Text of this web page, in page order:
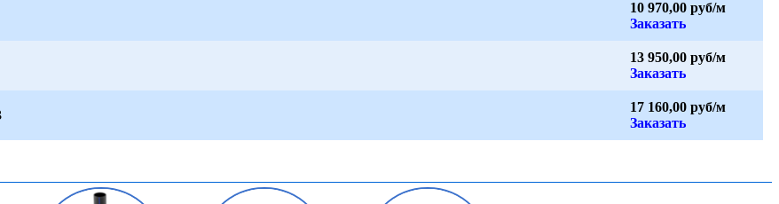
10 970,00 руб/м
Заказать
13 950,00 руб/м
Заказать
17 160,00 руб/м
Заказать